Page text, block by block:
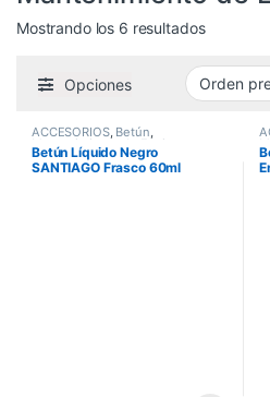
Mostrando los 6 resultados
Opciones
ACCESORIOS, Betún,
Mantenimiento de Equipos
Betún Líquido Negro
SANTIAGO Frasco 60ml